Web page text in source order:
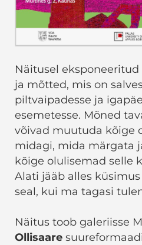
Näitusel
ja mõtted, mis on
piltvaipadesse ja
esemetesse. Mõned
võivad muutuda kõige
midagi, mida märgata
kõige olulisemad selle
Alati jääb alles küsimus
seal, kui ma tagasi
Näitus toob galeriisse
Ollisaare